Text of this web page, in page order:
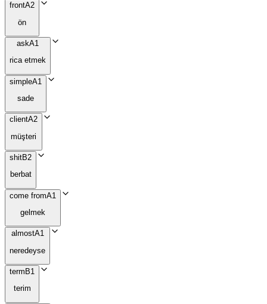
frontA2
ön
askA1
rica etmek
simpleA1
sade
clientA2
müşteri
shitB2
berbat
come fromA1
gelmek
almostA1
neredeyse
term B1
terim